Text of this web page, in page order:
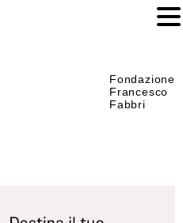
Fondazione
Francesco
Fabbri